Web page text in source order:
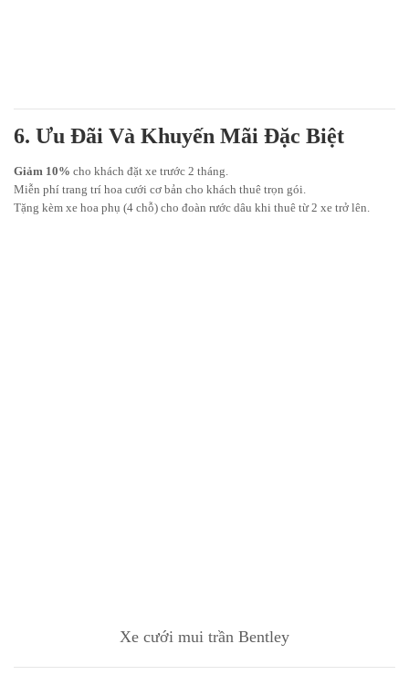
6. Ưu Đãi Và Khuyến Mãi Đặc Biệt
Giảm 10% cho khách đặt xe trước 2 tháng.
Miễn phí trang trí hoa cưới cơ bản cho khách thuê trọn gói.
Tặng kèm xe hoa phụ (4 chỗ) cho đoàn rước dâu khi thuê từ 2 xe trở lên.
Xe cưới mui trần Bentley